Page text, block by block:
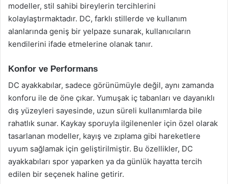
modeller, stil sahibi bireylerin tercihlerini
kolaylaştırmaktadır. DC, farklı stillerde ve kullanım
alanlarında geniş bir yelpaze sunarak, kullanıcıların
kendilerini ifade etmelerine olanak tanır.
Konfor ve Performans
DC ayakkabılar, sadece görünümüyle değil, aynı zamanda
konforu ile de öne çıkar. Yumuşak iç tabanları ve dayanıklı
dış yüzeyleri sayesinde, uzun süreli kullanımlarda bile
rahatlık sunar. Kaykay sporuyla ilgilenenler için özel olarak
tasarlanan modeller, kayış ve zıplama gibi hareketlere
uyum sağlamak için geliştirilmiştir. Bu özellikler, DC
ayakkabıları spor yaparken ya da günlük hayatta tercih
edilen bir seçenek haline getirir.